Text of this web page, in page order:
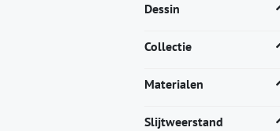
Dessin
Collectie
Materialen
Slijtweerstand